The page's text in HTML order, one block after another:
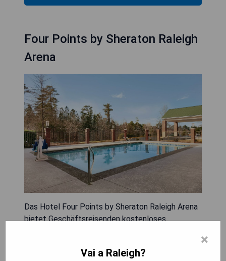
Four Points by Sheraton Raleigh
Arena
Das Hotel Four Points by Sheraton Raleigh Arena
bietet Geschäftsreisenden kostenloses
Voicemail und Kopier- und Faxdienste. Die zwei
×
Vai a Raleigh?